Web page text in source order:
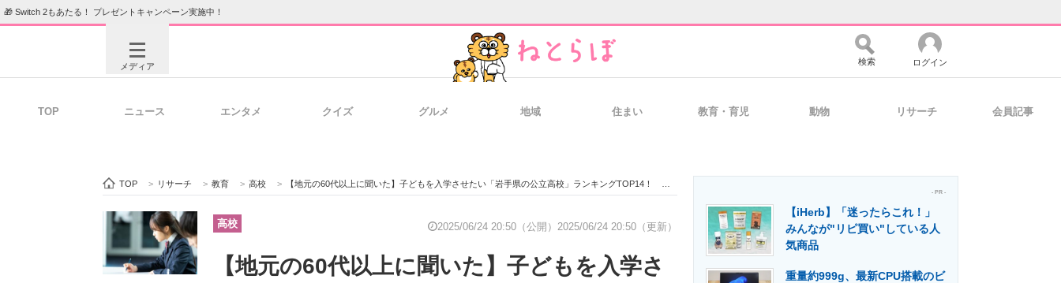
🎁 Switch 2もあたる！ プレゼントキャンペーン実施中！
メディア
ビジネスと働き方のヒント 経営リーダーのコミュニティ マーケ×ITの今がよく分かる
検索 ログイン
TOP ニュース エンタメ クイズ グルメ 地域 住まい 教育・育児 動物 リサーチ 会員記事
TOP > リサーチ > 教育 > 高校 > 【地元の60代以上に聞いた】子どもを入学させたい「岩手県の公立高校」ランキングTOP14！ 第1位は「盛岡第一高校」【2025年最新調査結果】
高校 2025/06/24 20:50（公開） 2025/06/24 20:50（更新）
【地元の60代以上に聞いた】子どもを入学さ
- PR -
【iHerb】「迷ったらこれ！」
みんなが"リピ買い"している人
気商品
重量約999g、最新CPU搭載のビ